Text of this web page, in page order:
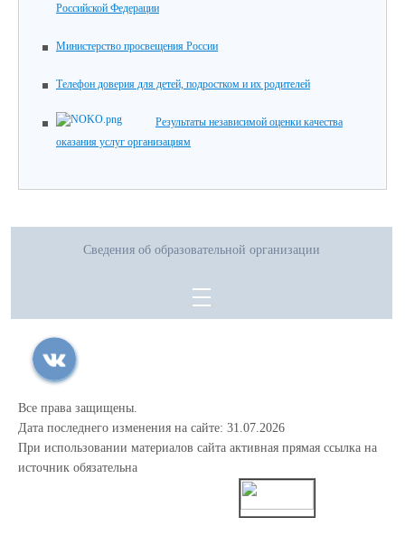
Российской Федерации
Министерство просвещения России
Телефон доверия для детей, подростком и их родителей
Результаты независимой оценки качества
оказания услуг организациям
Сведения об образовательной организации
Все права защищены.
Дата последнего изменения на сайте: 31.07.2026
При использовании материалов сайта активная прямая ссылка на
источник обязательна